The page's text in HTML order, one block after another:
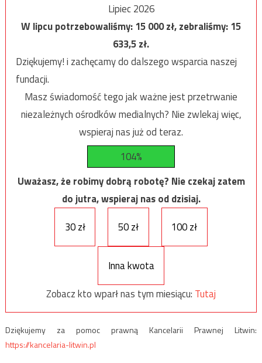
Lipiec 2026
W lipcu potrzebowaliśmy:15 000zł, zebraliśmy:15
633,5zł.
Dziękujemy! i zachęcamy do dalszego wsparcia naszej
fundacji.
Masz świadomość tego jak ważne jest przetrwanie
niezależnych ośrodków medialnych? Nie zwlekaj więc,
wspieraj nas już od teraz.
104%
Uważasz, że robimy dobrą robotę? Nie czekaj zatem
do jutra, wspieraj nas od dzisiaj.
30 zł
50 zł 100 zł
Inna kwota
Zobacz kto wparł nas tym miesiącu: Tutaj
Dziękujemy za pomoc prawną Kancelarii Prawnej Litwin:
https://kancelaria-litwin.pl